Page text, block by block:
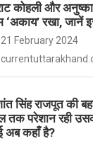
कोहली और
‘अकाय’ रखा, जानें
21 February 2024
सिंह राजपूत की
तक परेशान रही
अब कहाँ है?